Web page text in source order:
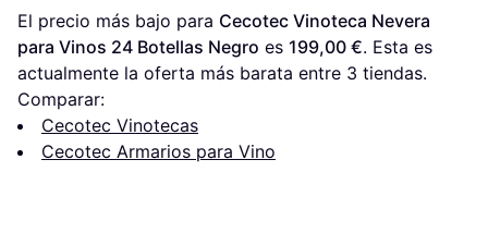
El precio más bajo para Cecotec Vinoteca Nevera
para Vinos 24 Botellas Negro es 199,00 €. Esta es
actualmente la oferta más barata entre 3 tiendas.
Comparar:
Cecotec Vinotecas
Cecotec Armarios para Vino